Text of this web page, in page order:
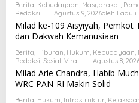
Berita, Kebudayaan, Masyarakat,
Redaksi
Agustus 9, 2026Oleh Faduli
Milad ke-109 Aisyiyah, Pemkot
dan Dakwah Kemanusiaan
Berita, Hiburan, Hukum, Kebudayaan,
Redaksi, Sosial, Viral Agustus 8,
Milad Arie Chandra, Habib
WRC PAN-RI Makin Solid
Berita, Hukum, Infrastruktur,